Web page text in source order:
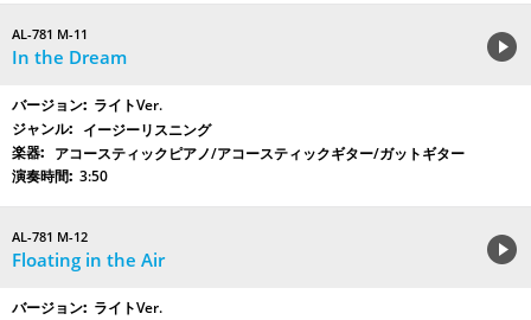
AL-781 M-11
In the Dream
ライトVer.
イージーリスニング
アコースティックピアノ/アコースティックギター/ガットギター
3:50
AL-781 M-12
Floating in the Air
ライトVer.